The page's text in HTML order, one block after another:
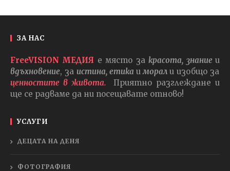
ЗА НАС
FreeVISION МЕДИЯ е място закрасота, знаниеи
вдъхновение, за истина, етика и морали изобщо за
ценностите в живота.
Приятно разглеждане и
ще се радваме да ни посещавате отново!
УСЛУГИ
ДЕЦАТА НА ДЕНЯ
ФОТОГРАФИЯ